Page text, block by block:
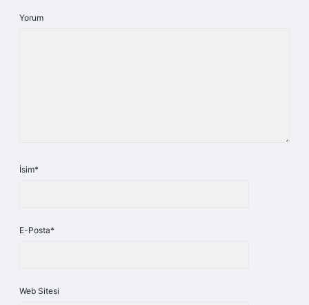
Yorum
İsim*
E-Posta*
Web Sitesi